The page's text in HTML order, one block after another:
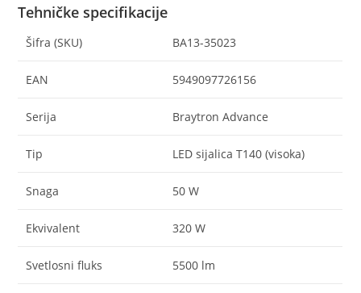
Tehničke specifikacije
Šifra (SKU) BA13-35023
EAN 5949097726156
Serija Braytron Advance
Tip LED sijalica T140 (visoka)
Snaga 50 W
Ekvivalent 320 W
Svetlosni fluks 5500 lm